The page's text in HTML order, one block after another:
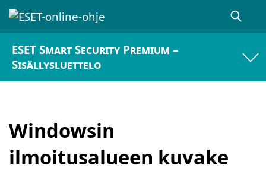
ESET Smart Security Premium –
Sisällysluettelo
Windowsin
ilmoitusalueen kuvake